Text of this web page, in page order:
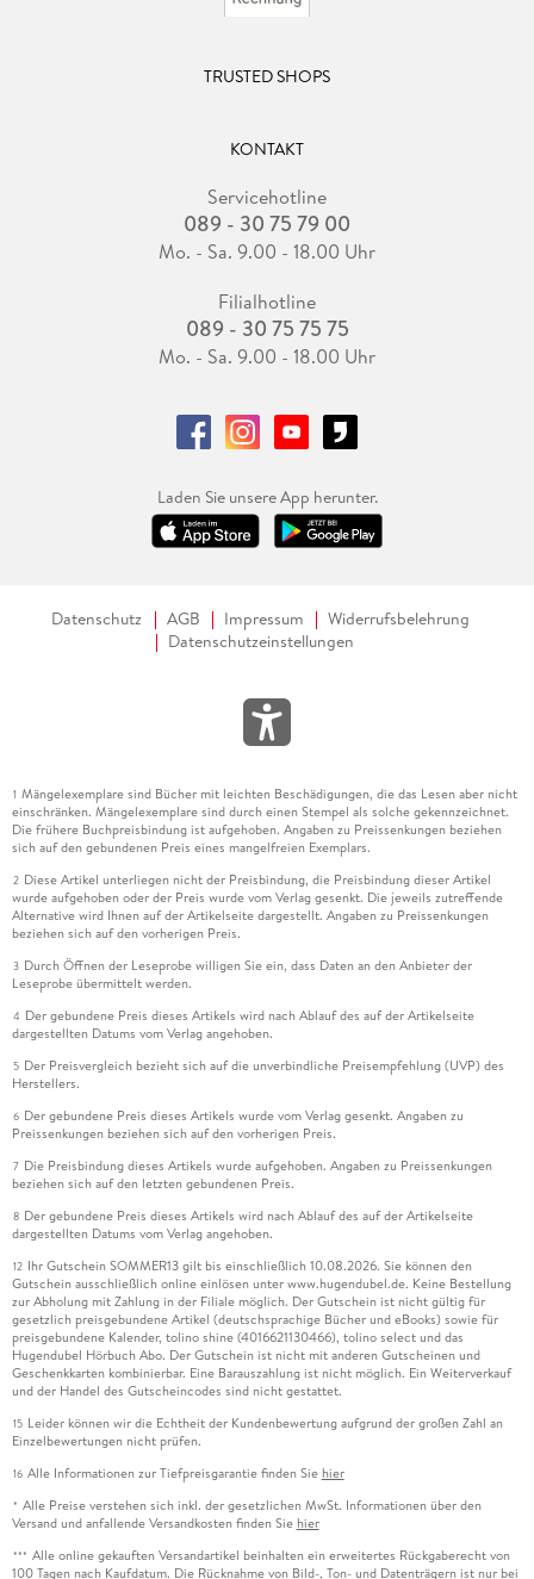
TRUSTED SHOPS
KONTAKT
Servicehotline
089 - 30 75 79 00
Mo. - Sa. 9.00 - 18.00 Uhr
Filialhotline
089 - 30 75 75 75
Mo. - Sa. 9.00 - 18.00 Uhr
Laden Sie unsere App herunter.
Datenschutz AGB Impressum
Widerrufsbelehrung
Datenschutzeinstellungen
1 Mängelexemplare sind Bücher mit leichten Beschädigungen, die das Lesen aber nicht
einschränken. Mängelexemplare sind durch einen Stempel als solche gekennzeichnet.
Die frühere Buchpreisbindung ist aufgehoben. Angaben zu Preissenkungen beziehen
sich auf den gebundenen Preis eines mangelfreien Exemplars.
2 Diese Artikel unterliegen nicht der Preisbindung, die Preisbindung dieser Artikel
wurde aufgehoben oder der Preis wurde vom Verlag gesenkt. Die jeweils zutreffende
Alternative wird Ihnen auf der Artikelseite dargestellt. Angaben zu Preissenkungen
beziehen sich auf den vorherigen Preis.
3 Durch Öffnen der Leseprobe willigen Sie ein, dass Daten an den Anbieter der
Leseprobe übermittelt werden.
4 Der gebundene Preis dieses Artikels wird nach Ablauf des auf der Artikelseite
dargestellten Datums vom Verlag angehoben.
5 Der Preisvergleich bezieht sich auf die unverbindliche Preisempfehlung (UVP) des
Herstellers.
6 Der gebundene Preis dieses Artikels wurde vom Verlag gesenkt. Angaben zu
Preissenkungen beziehen sich auf den vorherigen Preis.
7 Die Preisbindung dieses Artikels wurde aufgehoben. Angaben zu Preissenkungen
beziehen sich auf den letzten gebundenen Preis.
8 Der gebundene Preis dieses Artikels wird nach Ablauf des auf der Artikelseite
dargestellten Datums vom Verlag angehoben.
12 Ihr Gutschein SOMMER13 gilt bis einschließlich 10.08.2026. Sie können den
Gutschein ausschließlich online einlösen unter www.hugendubel.de. Keine Bestellung
zur Abholung mit Zahlung in der Filiale möglich. Der Gutschein ist nicht gültig für
gesetzlich preisgebundene Artikel (deutschsprachige Bücher und eBooks) sowie für
preisgebundene Kalender, tolino shine (4016621130466), tolino select und das
Hugendubel Hörbuch Abo. Der Gutschein ist nicht mit anderen Gutscheinen und
Geschenkkarten kombinierbar. Eine Barauszahlung ist nicht möglich. Ein Weiterverkauf
und der Handel des Gutscheincodes sind nicht gestattet.
15 Leider können wir die Echtheit der Kundenbewertung aufgrund der großen Zahl an
Einzelbewertungen nicht prüfen.
16 Alle Informationen zur Tiefpreisgarantie finden Sie hier
* Alle Preise verstehen sich inkl. der gesetzlichen MwSt. Informationen über den
Versand und anfallende Versandkosten finden Sie hier
*** Alle online gekauften Versandartikel beinhalten ein erweitertes Rückgaberecht von
100 Tagen nach Kaufdatum. Die Rücknahme von Bild-, Ton- und Datenträgern ist nur bei